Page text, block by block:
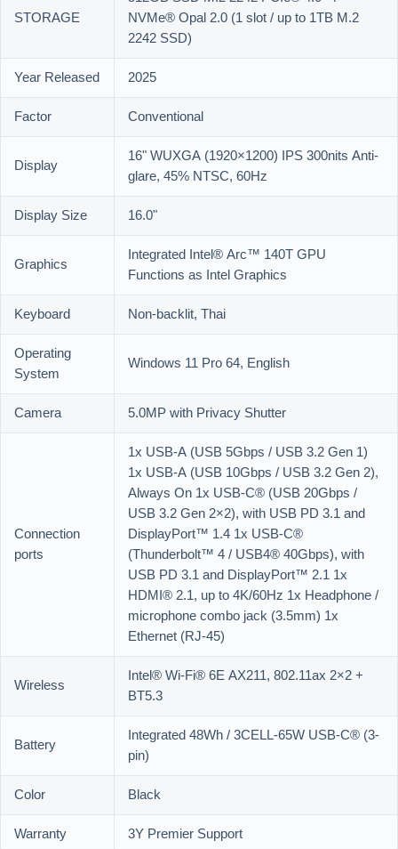
STORAGE
NVMe® Opal 2.0 (1 slot / up to 1TB M.2
2242 SSD)
Year Released
2025
Factor
Conventional
Display
16" WUXGA (1920×1200) IPS 300nits Anti-
glare, 45% NTSC, 60Hz
Display Size
16.0"
Graphics
Integrated Intel® Arc™ 140T GPU
Functions as Intel Graphics
Keyboard
Non-backlit, Thai
Operating
System
Windows 11 Pro 64, English
Camera 5.0MP with Privacy Shutter
Connection
ports
1x USB-A (USB 5Gbps / USB 3.2 Gen 1)
1x USB-A (USB 10Gbps / USB 3.2 Gen 2),
Always On 1x USB-C® (USB 20Gbps /
USB 3.2 Gen 2×2), with USB PD 3.1 and
DisplayPort™ 1.4 1x USB-C®
(Thunderbolt™ 4 / USB4® 40Gbps), with
USB PD 3.1 and DisplayPort™ 2.1 1x
HDMI® 2.1, up to 4K/60Hz 1x Headphone /
microphone combo jack (3.5mm) 1x
Ethernet (RJ-45)
Wireless
Intel® Wi-Fi® 6E AX211, 802.11ax 2×2 +
BT5.3
Battery
Integrated 48Wh / 3CELL-65W USB-C® (3-
pin)
Color
Black
Warranty
3Y Premier Support